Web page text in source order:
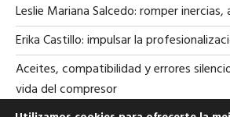
Leslie Mariana Salcedo: romper inercias,
Erika Castillo: impulsar la
Aceites, compatibilidad y errores
vida del compresor